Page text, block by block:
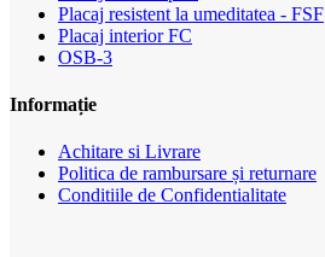
Placaj resistent la umeditatea - FSF
Placaj interior FС
OSB-3
Informație
Achitare si Livrare
Politica de rambursare și returnare
Conditiile de Confidentialitate